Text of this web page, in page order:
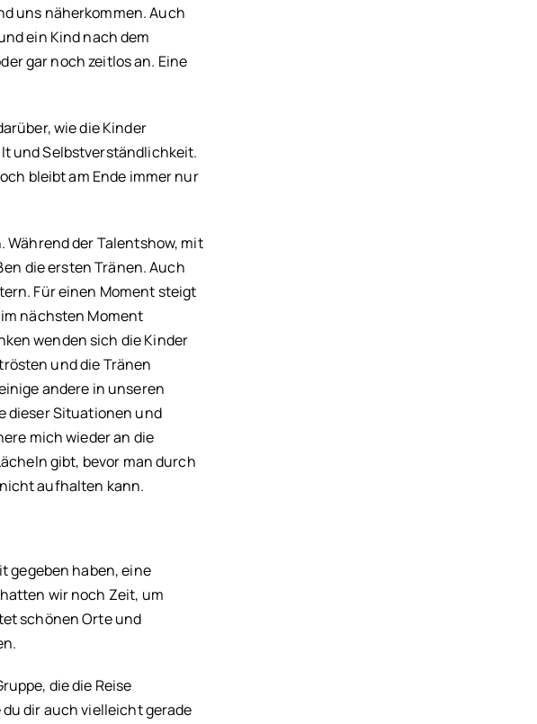
uns näherkommen. Auch
ein Kind nach dem
gar noch zeitlos an. Eine
wie die Kinder
und Selbstverständlichkeit.
bleibt am Ende immer nur
Während der Talentshow, mit
die ersten Tränen. Auch
Für einen Moment steigt
nächsten Moment
wenden sich die Kinder
und die Tränen
andere in unseren
dieser Situationen und
mich wieder an die
gibt, bevor man durch
aufhalten kann.
gegeben haben, eine
wir noch Zeit, um
schönen Orte und
die die Reise
dir auch vielleicht gerade